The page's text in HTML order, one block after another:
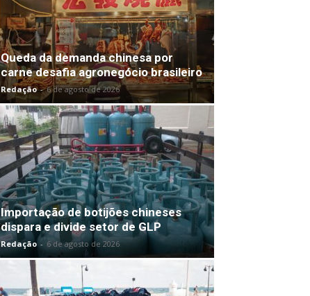
Queda da demanda chinesa por
carne desafia agronegócio brasileiro
Redação - 6 de agosto de 2026
Importação de botijões chineses
dispara e divide setor de GLP
Redação - 6 de agosto de 2026